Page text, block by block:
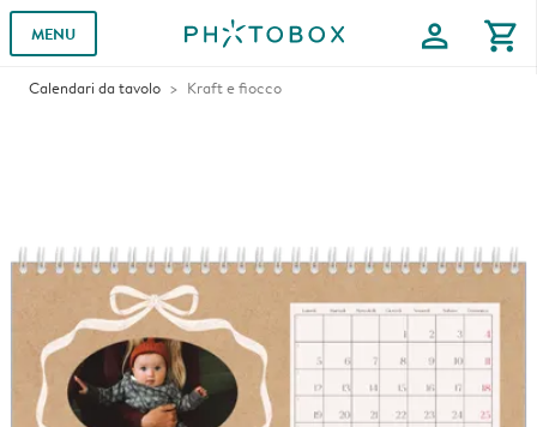
MENU profile shopping_cart
Calendari da tavolo Kraft e fiocco